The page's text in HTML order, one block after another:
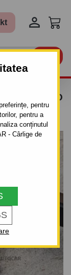
pentru
pentru a
conținutul
- Cârlige de

DAEWOO